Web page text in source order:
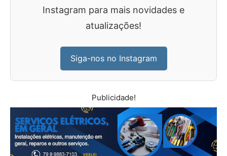
Instagram para mais novidades e
atualizações!
Siga-nos no Instagram
Publicidade!